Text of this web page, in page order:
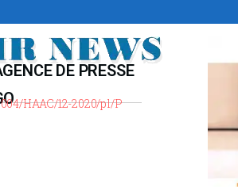
DE PRESSE
HAAC/12-2020/pl/P